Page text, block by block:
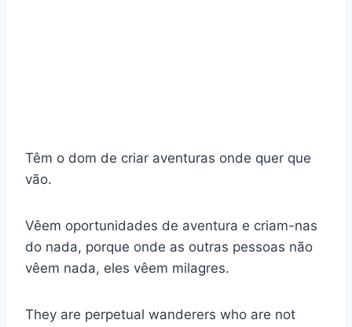
Têm o dom de criar aventuras onde quer que
vão.
Vêem oportunidades de aventura e criam-nas
do nada, porque onde as outras pessoas não
vêem nada, eles vêem milagres.
They are perpetual wanderers who are not